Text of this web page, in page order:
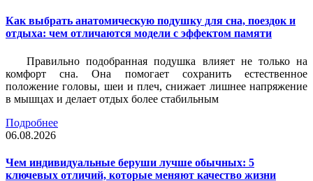
Как выбрать анатомическую подушку для сна, поездок и
отдыха: чем отличаются модели с эффектом памяти
Правильно подобранная подушка влияет не только на
комфорт сна. Она помогает сохранить естественное
положение головы, шеи и плеч, снижает лишнее напряжение
в мышцах и делает отдых более стабильным
Подробнее
06.08.2026
Чем индивидуальные беруши лучше обычных: 5
ключевых отличий, которые меняют качество жизни